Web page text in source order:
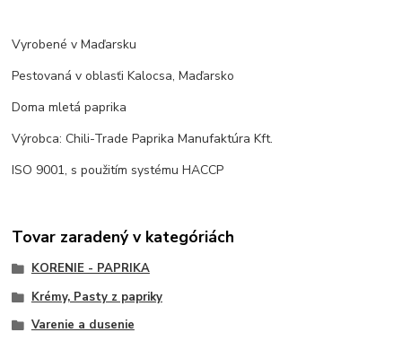
Vyrobené v Maďarsku
Pestovaná v oblasťi Kalocsa, Maďarsko
Doma mletá paprika
Výrobca: Chili-Trade Paprika Manufaktúra Kft.
ISO 9001, s použitím systému HACCP
Tovar zaradený v kategóriách
KORENIE - PAPRIKA
Krémy, Pasty z papriky
Varenie a dusenie